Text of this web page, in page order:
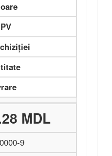
MDL
9